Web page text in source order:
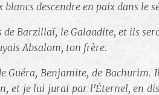
blancs descendre en paix dans le
Barzillaï, le Galaadite, et ils
Absalom, ton frère.
Guéra, Benjamite, de
et je lui jurai par l'Éternel, en